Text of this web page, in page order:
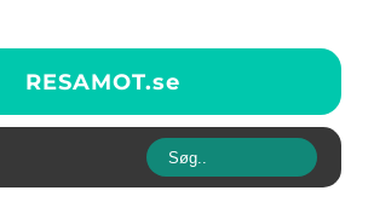
RESAMOT.se